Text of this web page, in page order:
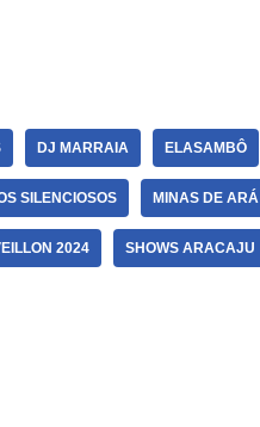
DJ MARRAIA ELASAMBÔ
SILENCIOSOS MINAS DE ARÁ
2024 SHOWS ARACAJU